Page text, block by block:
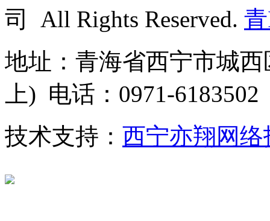
司 All Rights Reserved.
地址：青海省西宁市城
上) 电话：0971-6183502
技术支持： 西宁亦翔网